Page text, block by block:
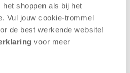
shoppen als bij het
Vul jouw cookie-trommel
de best werkende website​!
voor meer
maar twee puzzels in een doos
met afbeeldingen van Mickey
puzzels hebben verschillende